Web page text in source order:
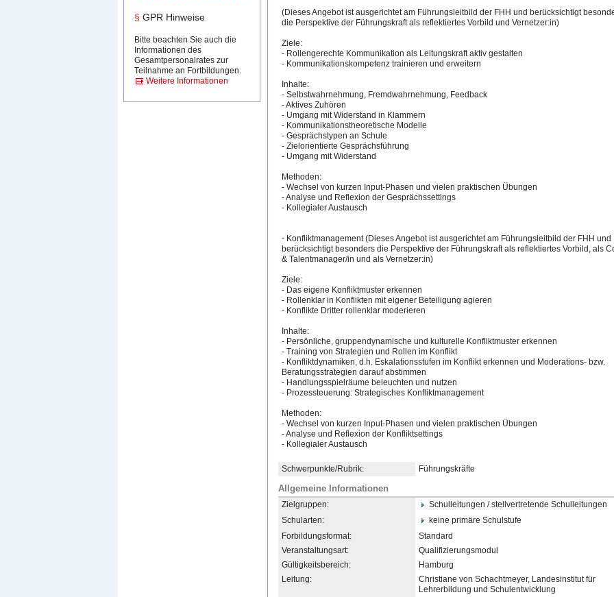
§ GPR Hinweise
Bitte beachten Sie auch die
Informationen des
Gesamtpersonalrates zur
Teilnahme an Fortbildungen.
Weitere Informationen
(Dieses Angebot ist ausgerichtet am Führungsleitbild der FHH und berücksichtigt
die Perspektive der Führungskraft als reflektiertes Vorbild und Vernetzer:in)
Ziele:
- Rollengerechte Kommunikation als Leitungskraft aktiv gestalten
- Kommunikationsko​mpetenz trainieren und erweitern
Inhalte:
- Selbst​wahrnehmung, Fremdwahrnehmung, Feedback
- Aktives Zuhören
- Umgang mit Widerstand in Klammern
- Kommunikationsthe​oretisch​​e Modelle
- Gesprächstypen an Schule
- Zielorientierte Gesprächsführung
- Umgang mit Widerstand
Methoden:
- Wech​sel von kurzen Input-Phasen und vielen praktischen Übungen
- Analyse und Reflexion der Gesprächssettings
- Kollegia​ler Austausch
- Konfliktmanage​ment (Dieses Angebot ist ausgerichtet am Führungsleitbild der FHH und
berücksichtigt besonders die Perspektive der Führungskraft als reflektiertes Vorbild, als
& Talentmanager/in und als Vernetzer:in)
Ziele:
- Das eigene Konfliktmuster erkennen
- Rollenklar in Konflikten mit eigener Beteiligung agieren
- Konflikte Dritter rollenklar moderieren
Inhalte:
- Persö​nliche, gruppendynamische und kulturelle Konfliktmuster erkennen
- Training von Strategien und Rollen im Konflikt
- Konfliktdynamiken​, d.h. Eskalationsstufen im Konflikt erkennen und Moderations- bzw.
Beratungsstrategien darauf abstimmen
- Handlungsspielrä​ume beleuchten und nutzen
- Prozessteuerung: Strategisches Konfliktmanagement
Method​​​en:
- Wechsel von kurzen Input-Phasen und vielen praktischen Übungen
- Analyse und Reflexion der Konfliktsettings
- Kollegial​er Austausch
Schwerpunkte/Rubrik: Führungskräfte
Allgemeine Informationen
Zielgruppen:
Schulleitungen / stellvertretende Schulleitungen
Schularten:
keine primäre Schulstufe
Forbildungsformat:
Standard
Veranstaltungsart:
Qualifizierungsmodul
Gültigkeitsbereich:
Hamburg
Leitung:
Christiane von Schachtmeyer, Landesinstitut für
Lehrerbildung und Schulentwicklung